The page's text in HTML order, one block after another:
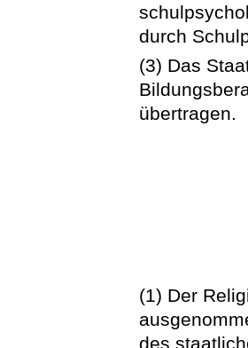
durch
(3) Das
übertragen.
(1) Der
des